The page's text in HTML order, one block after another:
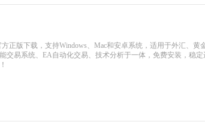
正版下载，支持Windows、Mac和安卓系统，适用于外汇、黄金
交易系统、EA自动化交易、技术分析于一体，免费安装，稳定